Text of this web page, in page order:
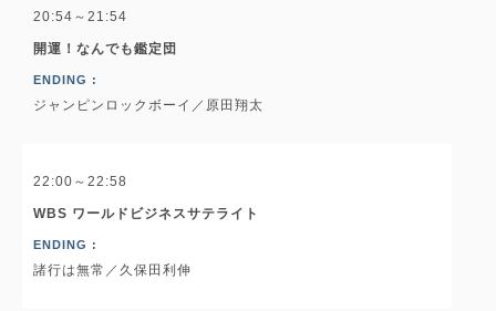
20:54～21:54
開運！なんでも鑑定団
ENDING :
ジャンピンロックボーイ／原田翔太
22:00～22:58
WBS ワールドビジネスサテライト
ENDING :
諸行は無常／久保田利伸